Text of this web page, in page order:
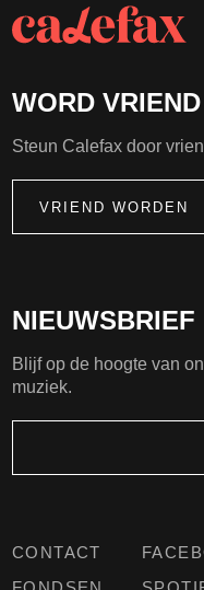
CONTACT
NIEUWSBRIEF
Blijf op de hoogte van
muziek.
WORD VRIEND
Steun Calefax door
VRIEND WORDEN